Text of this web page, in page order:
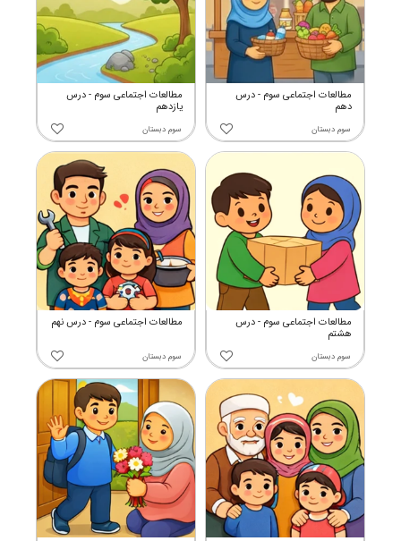
مطالعات اجتماعی سوم - درس
یازدهم
سوم دبستان
مطالعات اجتماعی سوم - درس
دهم
سوم دبستان
مطالعات اجتماعی سوم - درس نهم
سوم دبستان
مطالعات اجتماعی سوم - درس
هشتم
سوم دبستان